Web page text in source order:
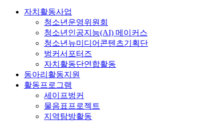
자치활동사업
청소년운영위원회
청소년인공지능(AI) 메이커스
청소년뉴미디어콘텐츠기획단
벙커서포터즈
자치활동단연합활동
동아리활동지원
활동프로그램
세이프벙커
물음표프로젝트
지역탐방활동